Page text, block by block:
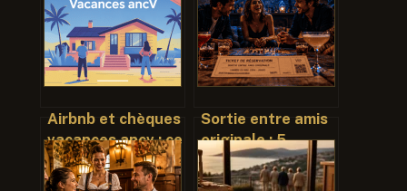
Airbnb et chèques
vacances ancv : ce
qu’il est vraiment
possible de faire
Sortie entre amis
originale : 5
expériences
insolites pour